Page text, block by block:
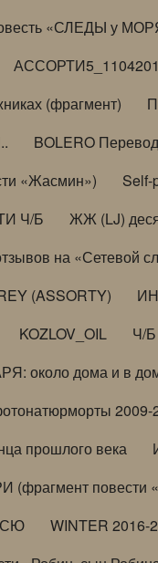
«СЛЕДЫ у
(фрагмент)
BOLERO
«Жасмин») Self-
Ч/Б ЖЖ (LJ)
на «Сетевой
(ASSORTY)
KOZLOV_OIL Ч/
около дома и в
2009-
прошлого века
повести
WINTER 2016-